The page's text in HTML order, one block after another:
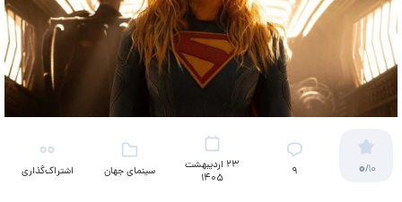
0/10
9
23 اردیبهشت
1405
سینمای جهان اشتراک‌گذاری